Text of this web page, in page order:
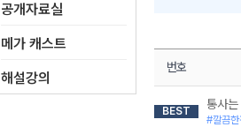
공개자료실
메가 캐스트
해설강의
번호
BEST 통사
#깔끔